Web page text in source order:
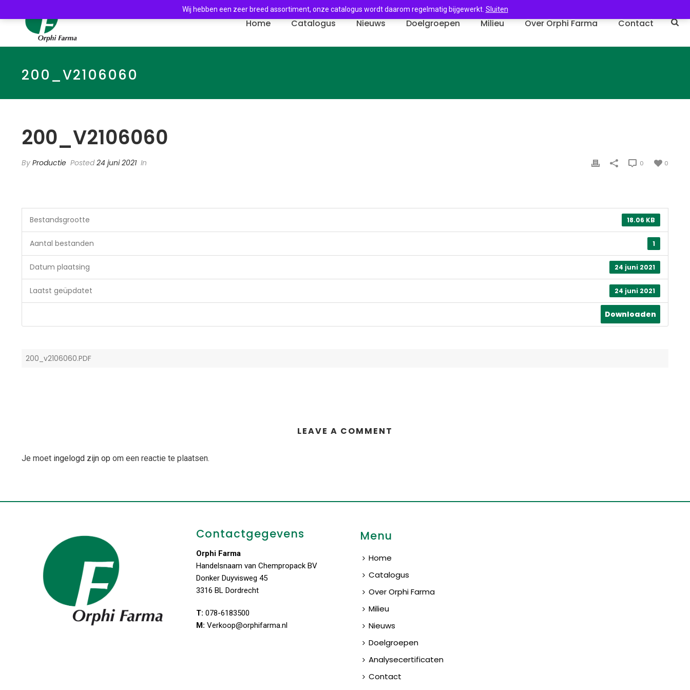
Home Catalogus Nieuws Doelgroepen Milieu Over Orphi Farma Contact
200_V2106060
200_V2106060
By Productie Posted24 juni 2021 In 0
0
18.06 KB
Bestandsgrootte
1
Aantal bestanden
24 juni 2021
Datum plaatsing
24 juni 2021
Laatst geüpdatet
Downloaden
200_v2106060.PDF
LEAVE A COMMENT
Je moet ingelogd zijn op om een reactie te plaatsen.
Contactgegevens
Orphi Farma
Handelsnaam van Chempropack BV
Donker Duyvisweg 45
3316 BL Dordrecht
T: 078-6183500
M: Verkoop@orphifarma.nl
Menu
Home
Catalogus
Over Orphi Farma
Milieu
Nieuws
Doelgroepen
Analysecertificaten
Contact
Wij hebben een zeer breed assortiment, onze catalogus wordt daarom regelmatig bijgewerkt. Sluiten